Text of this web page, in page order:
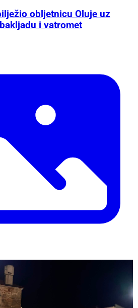
obljetnicu Oluje uz
i vatromet